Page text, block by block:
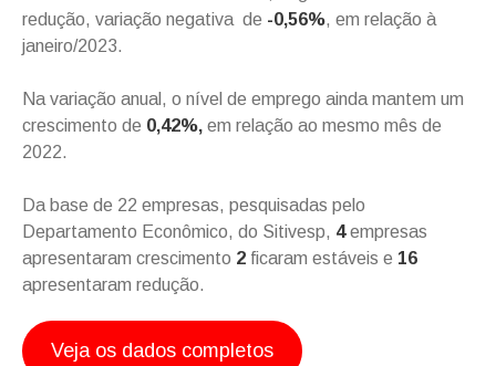
redução, variação negativa de -0,56%, em relação à
janeiro/2023.
Na variação anual, o nível de emprego ainda mantem um
crescimento de 0,42%, em relação ao mesmo mês de
2022.
Da base de 22 empresas, pesquisadas pelo
Departamento Econômico, do Sitivesp, 4empresas
apresentaram crescimento 2 ficaram estáveis e 16
apresentaram redução.
Veja os dados completos